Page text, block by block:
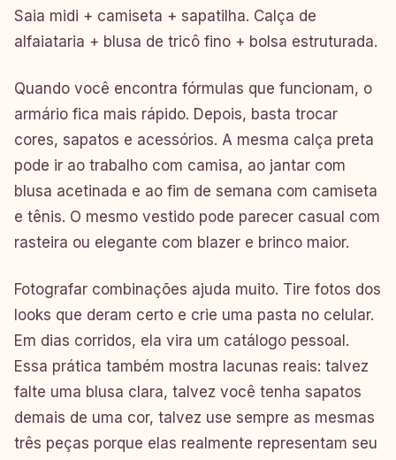
Saia midi + camiseta + sapatilha. Calça de
alfaiataria + blusa de tricô fino + bolsa estruturada.
Quando você encontra fórmulas que funcionam, o
armário fica mais rápido. Depois, basta trocar
cores, sapatos e acessórios. A mesma calça preta
pode ir ao trabalho com camisa, ao jantar com
blusa acetinada e ao fim de semana com camiseta
e tênis. O mesmo vestido pode parecer casual com
rasteira ou elegante com blazer e brinco maior.
Fotografar combinações ajuda muito. Tire fotos dos
looks que deram certo e crie uma pasta no celular.
Em dias corridos, ela vira um catálogo pessoal.
Essa prática também mostra lacunas reais: talvez
falte uma blusa clara, talvez você tenha sapatos
demais de uma cor, talvez use sempre as mesmas
três peças porque elas realmente representam seu